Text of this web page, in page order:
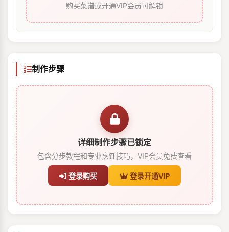
购买菜谱或开通VIP会员可解锁
制作步骤
详细制作步骤已锁定
包含分步教程和专业烹饪技巧，VIP会员免费查看
登录购买 登录开通VIP